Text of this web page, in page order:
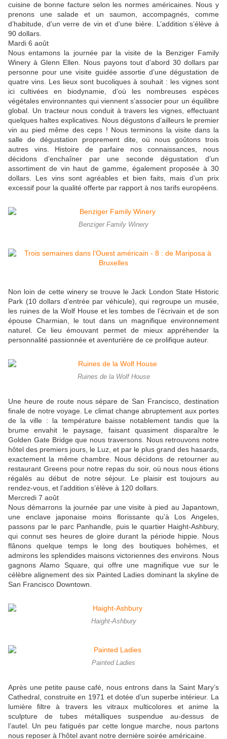
cuisine de bonne facture selon les normes américaines. Nous y
prenons une salade et un saumon, accompagnés, comme
d’habitude, d’un verre de vin et d’une bière. L’addition s’élève à
90 dollars.
Mardi 6 août
Nous entamons la journée par la visite de la Benziger Family
Winery à Glenn Ellen. Nous payons tout d’abord 30 dollars par
personne pour une visite guidée assortie d’une dégustation de
quatre vins. Les lieux sont bucoliques à souhait : les vignes sont
ici cultivées en biodynamie, d’où les nombreuses espèces
végétales environnantes qui viennent s’associer pour un équilibre
global. Un tracteur nous conduit à travers les vignes, effectuant
quelques haltes explicatives. Nous dégustons d’ailleurs le premier
vin au pied même des ceps ! Nous terminons la visite dans la
salle de dégustation proprement dite, où nous goûtons trois
autres vins. Histoire de parfaire nos connaissances, nous
décidons d’enchaîner par une seconde dégustation d’un
assortiment de vin haut de gamme, également proposée à 30
dollars. Les vins sont agréables et bien faits, mais d’un prix
excessif pour la qualité offerte par rapport à nos tarifs européens.
Benziger Family Winery
Non loin de cette winery se trouve le Jack London State Historic
Park (10 dollars d’entrée par véhicule), qui regroupe un musée,
les ruines de la Wolf House et les tombes de l’écrivain et de son
épouse Charmian, le tout dans un magnifique environnement
naturel. Ce lieu émouvant permet de mieux appréhender la
personnalité passionnée et aventurière de ce prolifique auteur.
Ruines de la Wolf House
Une heure de route nous sépare de San Francisco, destination
finale de notre voyage. Le climat change abruptement aux portes
de la ville : la température baisse notablement tandis que la
brume envahit le paysage, faisant quasiment disparaître le
Golden Gate Bridge que nous traversons. Nous retrouvons notre
hôtel des premiers jours, le Luz, et par le plus grand des hasards,
exactement la même chambre. Nous décidons de retourner au
restaurant Greens pour notre repas du soir, où nous nous étions
régalés au début de notre séjour. Le plaisir est toujours au
rendez-vous, et l’addition s’élève à 120 dollars.
Mercredi 7 août
Nous démarrons la journée par une visite à pied au Japantown,
une enclave japonaise moins florissante qu’à Los Angeles,
passons par le parc Panhandle, puis le quartier Haight-Ashbury,
qui connut ses heures de gloire durant la période hippie. Nous
flânons quelque temps le long des boutiques bohèmes, et
admirons les splendides maisons victoriennes des environs. Nous
gagnons Alamo Square, qui offre une magnifique vue sur le
célèbre alignement des six Painted Ladies dominant la skyline de
San Francisco Downtown.
Haight-Ashbury
Painted Ladies
Après une petite pause café, nous entrons dans la Saint Mary’s
Cathedral, construite en 1971 et dotée d’un superbe intérieur. La
lumière filtre à travers les vitraux multicolores et anime la
sculpture de tubes métalliques suspendue au-dessus de
l’autel. Un peu fatigués par cette longue marche, nous partons
nous reposer à l’hôtel avant notre dernière soirée américaine.